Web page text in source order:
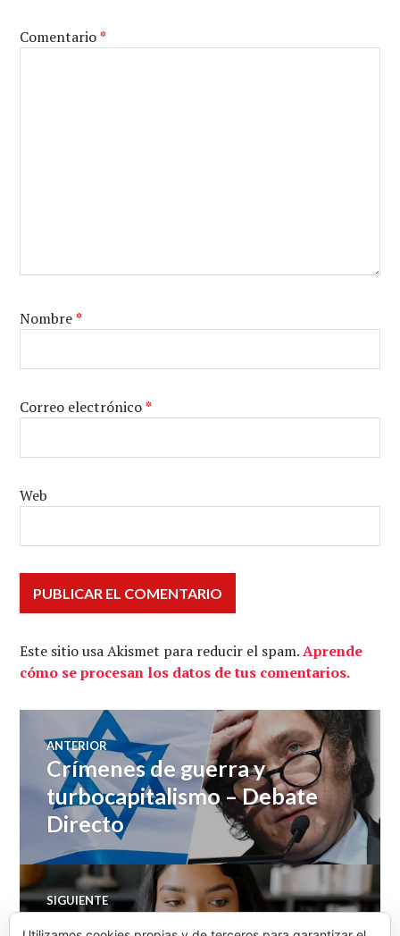
Comentario*
Nombre*
Correo electrónico*
Web
Este sitio usa Akismet para reducir el spam.Aprende
cómo se procesan los datos de tus comentarios.
Navegación
de
entradas
ANTERIOR
Entrada
anterior:
Crímenes de guerra y
turbocapitalismo – Debate
Directo
SIGUIENTE
Los racistas me coméis los